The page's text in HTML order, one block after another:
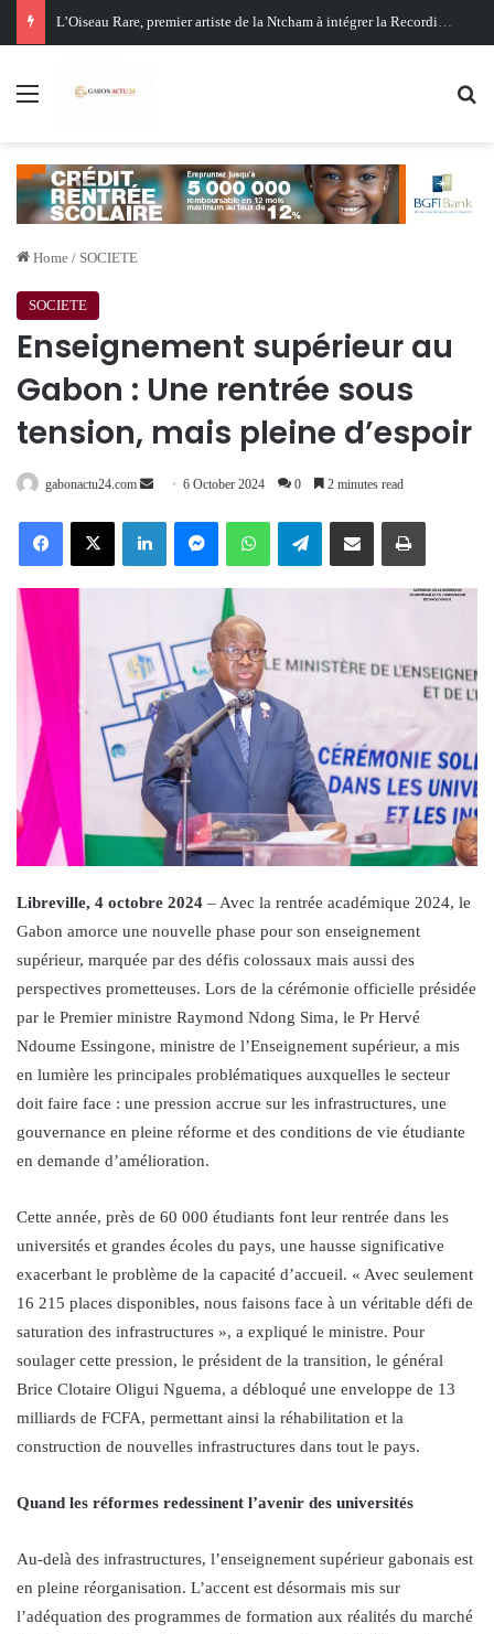
Oligui Nguema au Ghana : Libreville mise sur Accra pour renforcer sa stratégie diplomatique et économique
Menu
Home / SOCIETE
SOCIETE
Enseignement supérieur au
Gabon : Une rentrée sous
tension, mais pleine d’espoir
gabonactu24.com
Send 6 October 2024 0 2 minutes read
FacebookX LinkedInMessengerWhatsAppTelegramShare via Email Print
Libreville, 4 octobre 2024 – Avec la rentrée académique 2024, le
Gabon amorce une nouvelle phase pour son enseignement
supérieur, marquée par des défis colossaux mais aussi des
perspectives prometteuses. Lors de la cérémonie officielle présidée
par le Premier ministre Raymond Ndong Sima, le Pr Hervé
Ndoume Essingone, ministre de l’Enseignement supérieur, a mis
en lumière les principales problématiques auxquelles le secteur
doit faire face : une pression accrue sur les infrastructures, une
gouvernance en pleine réforme et des conditions de vie étudiante
en demande d’amélioration.
Cette année, près de 60 000 étudiants font leur rentrée dans les
universités et grandes écoles du pays, une hausse significative
exacerbant le problème de la capacité d’accueil. « Avec seulement
16 215 places disponibles, nous faisons face à un véritable défi de
saturation des infrastructures », a expliqué le ministre. Pour
soulager cette pression, le président de la transition, le général
Brice Clotaire Oligui Nguema, a débloqué une enveloppe de 13
milliards de FCFA, permettant ainsi la réhabilitation et la
construction de nouvelles infrastructures dans tout le pays.
Quand les réformes redessinent l’avenir des universités
Au-delà des infrastructures, l’enseignement supérieur gabonais est
en pleine réorganisation. L’accent est désormais mis sur
l’adéquation des programmes de formation aux réalités du marché